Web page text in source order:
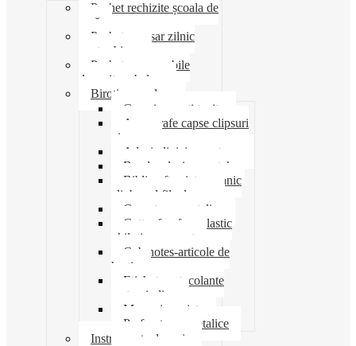
Pachet rechizite școala de
vară
Pachet necesar zilnic
pentru birou
Pachet consumabile
depozit-ambalare
Birotica-produse
Cosuri suporti tavite
Ace agrafe capse clipsuri
pioneze
Adeziv lipici corectoare
Banda adeziva-scotch
Biblioraft caiet mecanic
clipboard file dosare
Capsatoare metalice
Cutter foarfeca elastic
ghilotina magnet
Cub notes-articole de
hartie
Etichete autocolante
carton indigo
Mape si serviete
Perforatoare metalice
Instrumente de scris